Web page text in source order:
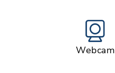
Webcam